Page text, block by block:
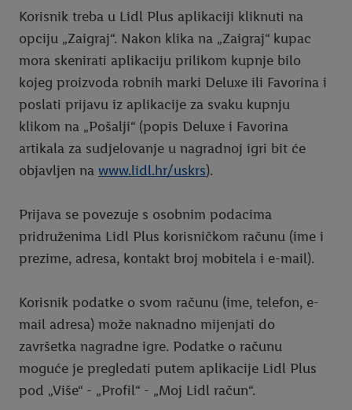
Korisnik treba u Lidl Plus aplikaciji kliknuti na
opciju „Zaigraj“. Nakon klika na „Zaigraj“ kupac
mora skenirati aplikaciju prilikom kupnje bilo
kojeg proizvoda robnih marki Deluxe ili Favorina i
poslati prijavu iz aplikacije za svaku kupnju
klikom na „Pošalji“ (popis Deluxe i Favorina
artikala za sudjelovanje u nagradnoj igri bit će
objavljen na www.lidl.hr/uskrs).
Prijava se povezuje s osobnim podacima
pridruženima Lidl Plus korisničkom računu (ime i
prezime, adresa, kontakt broj mobitela i e-mail).
Korisnik podatke o svom računu (ime, telefon, e-
mail adresa) može naknadno mijenjati do
završetka nagradne igre. Podatke o računu
moguće je pregledati putem aplikacije Lidl Plus
pod „Više“ - „Profil“ - „Moj Lidl račun“.